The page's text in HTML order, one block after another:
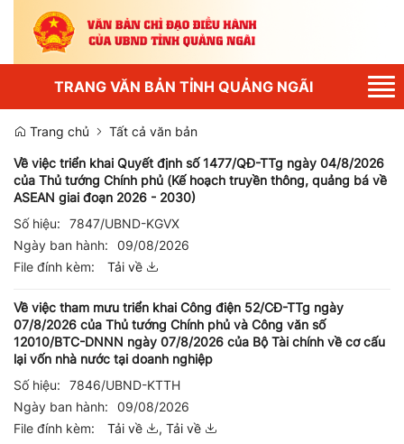
TRANG VĂN BẢN TỈNH QUẢNG NGÃI
Trang chủ Tất cả văn bản
Về việc triển khai Quyết định số 1477/QĐ-TTg ngày 04/8/2026
của Thủ tướng Chính phủ (Kế hoạch truyền thông, quảng bá về
ASEAN giai đoạn 2026 - 2030)
Số hiệu:
7847/UBND-KGVX
Ngày ban hành:
09/08/2026
File đính kèm:
Tải về
Về việc tham mưu triển khai Công điện 52/CĐ-TTg ngày
07/8/2026 của Thủ tướng Chính phủ và Công văn số
12010/BTC-DNNN ngày 07/8/2026 của Bộ Tài chính về cơ cấu
lại vốn nhà nước tại doanh nghiệp
Số hiệu:
7846/UBND-KTTH
Ngày ban hành:
09/08/2026
File đính kèm:
Tải về , Tải về